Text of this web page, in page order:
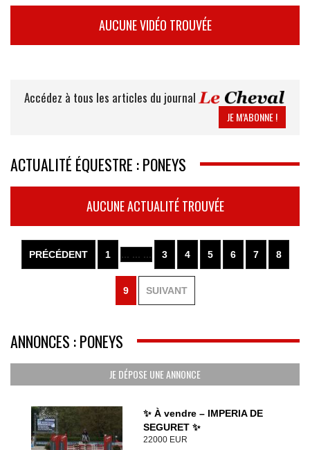
AUCUNE VIDÉO TROUVÉE
Accédez à tous les articles du journal
JE M’ABONNE !
ACTUALITÉ ÉQUESTRE : PONEYS
AUCUNE ACTUALITÉ TROUVÉE
PRÉCÉDENT 1 ... ... ... 3 4 5 6 7 8
9 SUIVANT
ANNONCES : PONEYS
JE DÉPOSE UNE ANNONCE
✨ À vendre – IMPERIA DE
SEGURET ✨
22000 EUR